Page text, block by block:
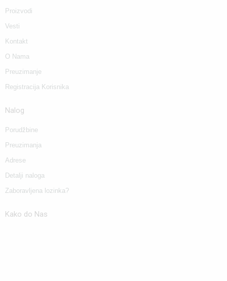
Proizvodi
Vesti
Kontakt
O Nama
Preuzimanje
Registracija Korisnika
Nalog
Porudžbine
Preuzimanja
Adrese
Detalji naloga
Zaboravljena lozinka?
Kako do Nas